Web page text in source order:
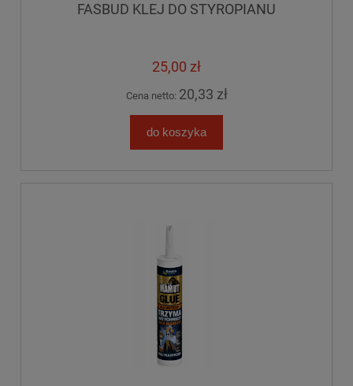
FASBUD KLEJ DO STYROPIANU
25,00 zł
Cena netto: 20,33 zł
do koszyka